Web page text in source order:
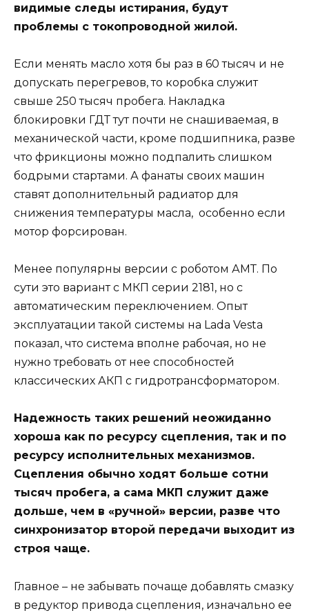
видимые следы истирания, будут
проблемы с токопроводной жилой.
Если менять масло хотя бы раз в 60 тысяч и не
допускать перегревов, то коробка служит
свыше 250 тысяч пробега. Накладка
блокировки ГДТ тут почти не снашиваемая, в
механической части, кроме подшипника, разве
что фрикционы можно подпалить слишком
бодрыми стартами. А фанаты своих машин
ставят дополнительный радиатор для
снижения температуры масла, особенно если
мотор форсирован.
Менее популярны версии с роботом АМТ. По
сути это вариант с МКП серии 2181, но с
автоматическим переключением. Опыт
эксплуатации такой системы на Lada Vesta
показал, что система вполне рабочая, но не
нужно требовать от нее способностей
классических АКП с гидротрансформатором.
Надежность таких решений неожиданно
хороша как по ресурсу сцепления, так и по
ресурсу исполнительных механизмов.
Сцепления обычно ходят больше сотни
тысяч пробега, а сама МКП служит даже
дольше, чем в «ручной» версии, разве что
синхронизатор второй передачи выходит из
строя чаще.
Главное – не забывать почаще добавлять смазку
в редуктор привода сцепления, изначально ее